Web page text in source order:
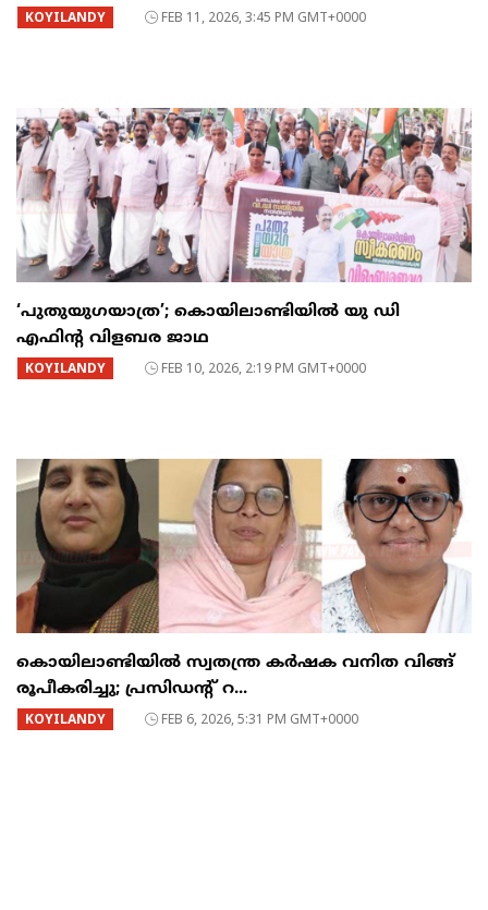
KOYILANDY FEB 11, 2026, 3:45 PM GMT+0000
‘പുതുയുഗയാത്ര’; കൊയിലാണ്ടിയിൽ യു ഡി
എഫിന്റ വിളബര ജാഥ
KOYILANDY FEB 10, 2026, 2:19 PM GMT+0000
കൊയിലാണ്ടിയിൽ സ്വതന്ത്ര കർഷക വനിത വിങ്ങ്
രൂപീകരിച്ചു; പ്രസിഡന്റ്‌ റ...
KOYILANDY FEB 6, 2026, 5:31 PM GMT+0000